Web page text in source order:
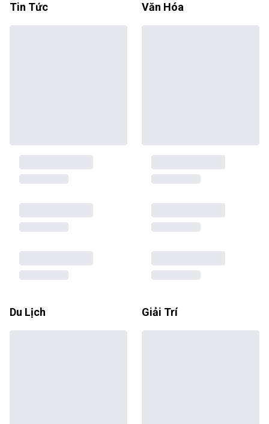
Tin Tức Văn Hóa
Du Lịch Giải Trí